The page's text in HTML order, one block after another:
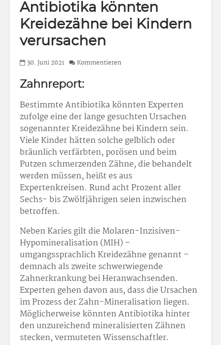
Antibiotika könnten
Kreidezähne bei Kindern
verursachen
30. Juni 2021 Kommentieren
Zahnreport:
Bestimmte Antibiotika könnten Experten
zufolge eine der lange gesuchten Ursachen
sogenannter Kreidezähne bei Kindern sein.
Viele Kinder hätten solche gelblich oder
bräunlich verfärbten, porösen und beim
Putzen schmerzenden Zähne, die behandelt
werden müssen, heißt es aus
Expertenkreisen. Rund acht Prozent aller
Sechs- bis Zwölfjährigen seien inzwischen
betroffen.
Neben Karies gilt die Molaren-Inzisiven-
Hypomineralisation (MIH) –
umgangssprachlich Kreidezähne genannt –
demnach als zweite schwerwiegende
Zahnerkrankung bei Heranwachsenden.
Experten gehen davon aus, dass die Ursachen
im Prozess der Zahn-Mineralisation liegen.
Möglicherweise könnten Antibiotika hinter
den unzureichend mineralisierten Zähnen
stecken, vermuteten Wissenschaftler.